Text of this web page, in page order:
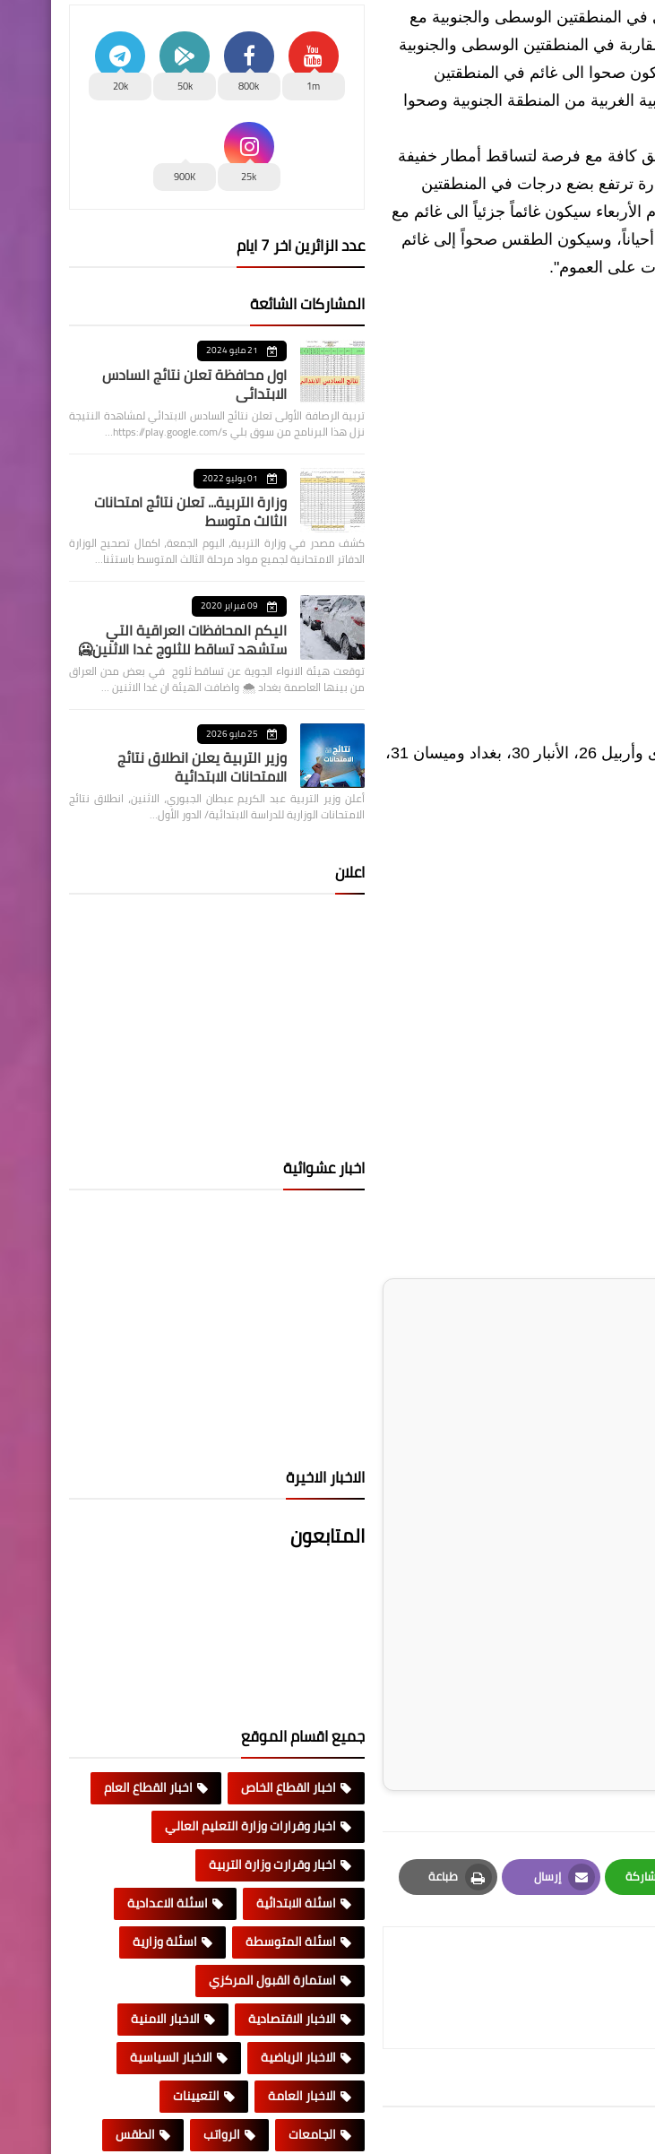
المنطقتين الوسطى والجنوبية مع
في المنطقتين الوسطى والجنوبية
صحوا الى غائم في المنطقتين
الغربية من المنطقة الجنوبية وصحوا
كافة مع فرصة لتساقط أمطار خفيفة
ترتفع بضع درجات في المنطقتين
سيكون غائماً جزئياً الى غائم مع
وسيكون الطقس صحواً إلى غائم
على العموم".
وذكر، أن "درجات الحرارة العظمى ليوم غدٍ في دهوك والسليمانية 23، نينوى وأربيل 26، الأنبار 30، بغداد وميسان 31،
إرسال
Email
طباعة
Print
1m
800k
50k
20k
25k
900K
عدد الزائرين اخر 7 ايام
المشاركات الشائعة
21 مايو 2024
اول محافظة تعلن نتائج السادس
الابتدائي
تربية الرصافة الأولى تعلن نتائج السادس الابتدائي لمشاهدة النتيجة
نزل هذا البرنامج من سوق بلي https://play.google.com/s…
01 يوليو 2022
وزارة التربية... تعلن نتائج امتحانات
الثالث متوسط
كشف مصدر في وزارة التربية، اليوم الجمعة، اكمال تصحيح الوزارة
الدفاتر الامتحانية لجميع مواد مرحلة الثالث المتوسط باستثنا…
09 فبراير 2020
اليكم المحافظات العراقية التي
ستشهد تساقط للثلوج غدا الاثنين🥶
توقعت هيئة الانواء الجوية عن تساقط ثلوج في بعض مدن العراق
من بينها العاصمة بغداد ⁦🌨️⁩ واضافت الهيئة ان غدا الاثنين …
25 مايو 2026
وزير التربية يعلن انطلاق نتائج
الامتحانات الابتدائية
أعلن وزير التربية عبد الكريم عبطان الجبوري، الاثنين، انطلاق نتائج
الامتحانات الوزارية للدراسة الابتدائية/ الدور الأول…
اعلان
اخبار عشوائية
الاخبار الاخيرة
المتابعون
جميع اقسام الموقع
اخبار القطاع الخاص
اخبار القطاع العام
اخبار وقرارات وزارة التعليم العالي
اخبار وقرارت وزارة التربية
اسئلة الابتدائية
اسئلة الاعدادية
اسئلة المتوسطة
اسئلة وزارية
استمارة القبول المركزي
الاخبار الاقتصادية
الاخبار الامنية
الاخبار الرياضية
الاخبار السياسية
الاخبار العامة
التعيينات
الجامعات
الرواتب الطقس